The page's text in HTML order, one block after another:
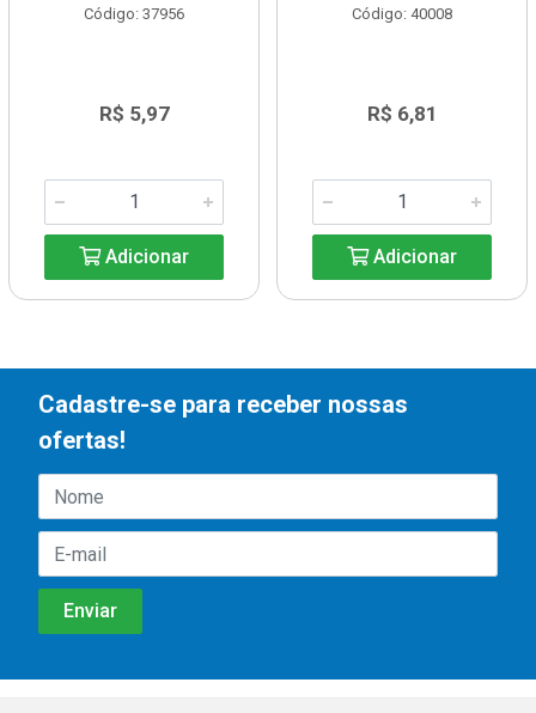
Código: 37956
R$ 5,97
Adicionar
Código: 40008
R$ 6,81
Adicionar
Cadastre-se para receber nossas
ofertas!